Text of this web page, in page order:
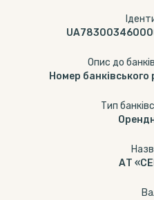
Опис до
Номер банківського
Тип
АТ